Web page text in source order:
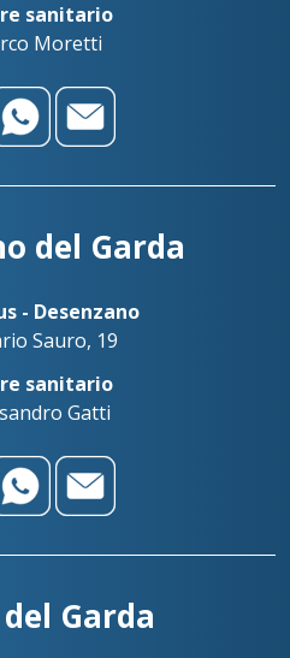
sanitario
Moretti
del Garda
- Desenzano
Sauro, 19
sanitario
Gatti
Garda